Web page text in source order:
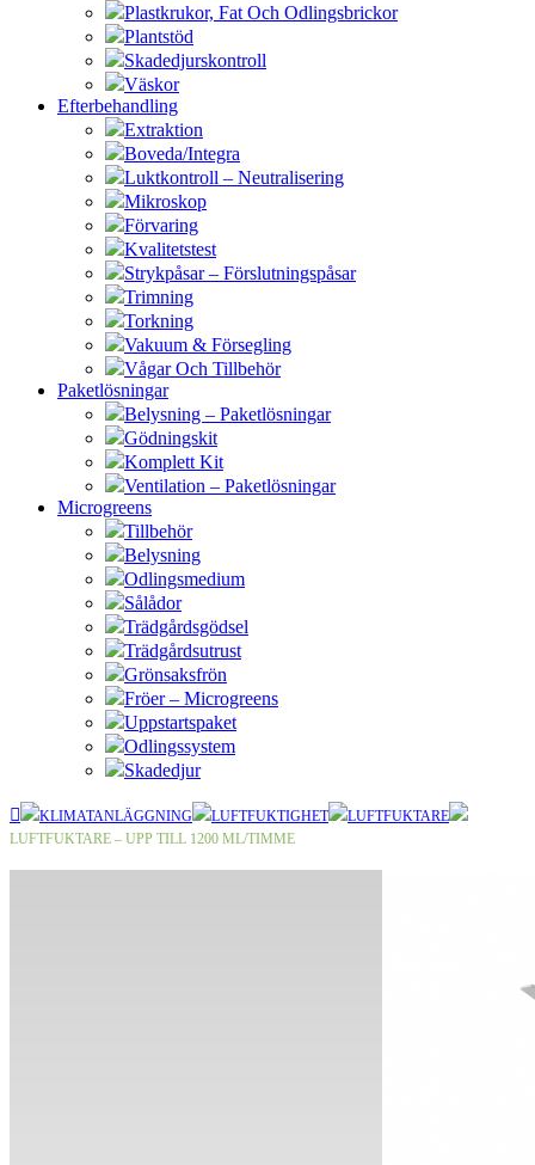
Plastkrukor, Fat Och Odlingsbrickor
Plantstöd
Skadedjurskontroll
Väskor
Efterbehandling
Extraktion
Boveda/Integra
Luktkontroll – Neutralisering
Mikroskop
Förvaring
Kvalitetstest
Strykpåsar – Förslutningspåsar
Trimning
Torkning
Vakuum & Försegling
Vågar Och Tillbehör
Paketlösningar
Belysning – Paketlösningar
Gödningskit
Komplett Kit
Ventilation – Paketlösningar
Microgreens
Tillbehör
Belysning
Odlingsmedium
Sålådor
Trädgårdsgödsel
Trädgårdsutrust
Grönsaksfrön
Fröer – Microgreens
Uppstartspaket
Odlingssystem
Skadedjur
KLIMATANLÄGGNING LUFTFUKTIGHET
LUFTFUKTARE
LUFTFUKTARE – UPP TILL 1200 ML/TIMME